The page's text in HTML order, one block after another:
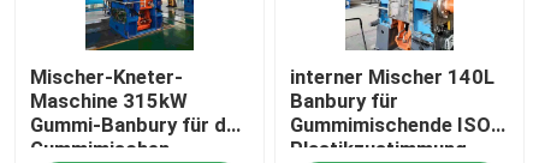
Reihe weg von der abkühlenden Gummimaschine
Gummiförderband-Fertigungsstraße
Mischer-Kneter-
Maschine 315kW
Gummi-Banbury für das
Gummimischen
interner Mischer 140L
Banbury für
Gummimischende ISO-
Plastikzustimmung